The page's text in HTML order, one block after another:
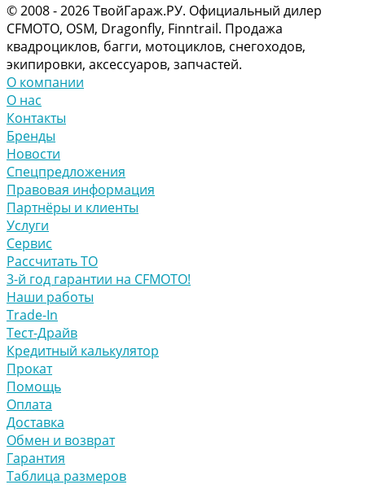
© 2008 - 2026 ТвойГараж.РУ. Официальный дилер
CFMOTO, OSM, Dragonfly, Finntrail. Продажа
квадроциклов, багги, мотоциклов, снегоходов,
экипировки, аксессуаров, запчастей.
О компании
О нас
Контакты
Бренды
Новости
Спецпредложения
Правовая информация
Партнёры и клиенты
Услуги
Сервис
Рассчитать ТО
3-й год гарантии на CFMOTO!
Наши работы
Trade-In
Тест-Драйв
Кредитный калькулятор
Прокат
Помощь
Оплата
Доставка
Обмен и возврат
Гарантия
Таблица размеров